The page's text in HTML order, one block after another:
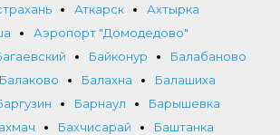
Аткарск
Ахтырка
Аэропорт "Домодедово"
Байконур
Балабаново
Балаково Балахна
Балашиха
Барнаул
Барышевка
Бахчисарай
Баштанка